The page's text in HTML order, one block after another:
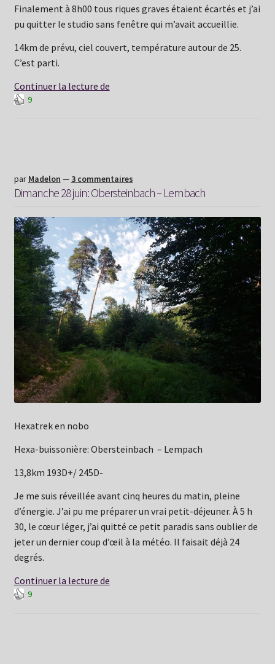
Finalement à 8h00 tous riques graves étaient écartés et j’ai
pu quitter le studio sans fenêtre qui m’avait accueillie.
14km de prévu, ciel couvert, température autour de 25.
C’est parti.
Continuer la lecture deLundi
9
par Madelon —3 commentaires
Dimanche 28 juin: Obersteinbach – Lembach
Hexatrek en nobo
Hexa-buissonière: Obersteinbach – Lempach
13,8km 193D+/ 245D-
Je me suis réveillée avant cinq heures du matin, pleine
d’énergie. J’ai pu me préparer un vrai petit-déjeuner. À 5 h
30, le cœur léger, j’ai quitté ce petit paradis sans oublier de
jeter un dernier coup d’œil à la météo. Il faisait déjà 24
degrés.
Continuer la lecture deDimanche
9